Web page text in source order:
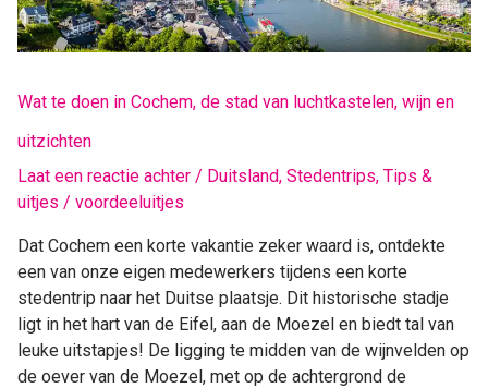
Wat te doen in Cochem, de stad van luchtkastelen, wijn en
uitzichten
Laat een reactie achter / Duitsland, Stedentrips, Tips &
uitjes / voordeeluitjes
Dat Cochem een korte vakantie zeker waard is, ontdekte
een van onze eigen medewerkers tijdens een korte
stedentrip naar het Duitse plaatsje. Dit historische stadje
ligt in het hart van de Eifel, aan de Moezel en biedt tal van
leuke uitstapjes! De ligging te midden van de wijnvelden op
de oever van de Moezel, met op de achtergrond de
stad
van
wijn
uitzichten